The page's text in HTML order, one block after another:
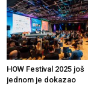
HOW Festival 2025 još
jednom je dokazao